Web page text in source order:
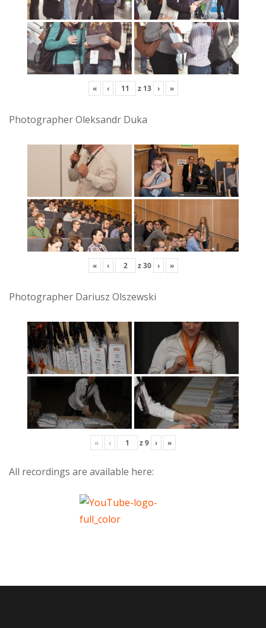
« ‹ z 13 › »
Photographer Oleksandr Duka
« ‹ z30 › »
Photographer Dariusz Olszewski
« ‹ z9 › »
All recordings are available here: